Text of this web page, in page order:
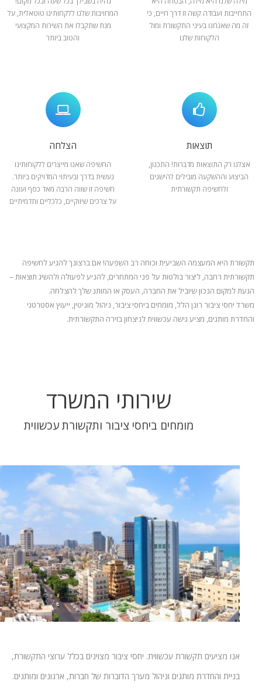
התחייבות ועבודה קשה זו דרך חיים, כי
זה מה שאנחנו בעיני התקשורת ומול
הלקוחות שלנו
המחויבות שלנו ללקחותינו טוטאלית, על
מנת שתקבלו את השירות המקצועי
והטוב ביותר
תוצאות
אצלנו רק התוצאות מדברות! התכנון,
הביצוע וההשקעה מובילים להישגים
ולחשיפה תקשורתית
הצלחה
החשיפה שאנו מייצרים ללקוחותינו
נעשית בדרך ובעיתוי המדויקים ביותר.
חשיפה זו שווה הרבה מאד כסף ועונה
על צרכים שיווקיים, כלכליים ותדמיתיים
תקשורת היא המעצמה השביעית וכוחה רב השפעה! אם ברצונך להגיע לחשיפה
תקשורתית רחבה, ליצור בולטות על פני המתחרים, להניעלפעולה ולהשיג תוצאות –
הגעת למקום הנכון שיוביל את החברה, העסק או המותג שלך להצלחה.
משרד יחסי ציבור רונן הלל, מומחים ביחסי ציבור, ניהול מוניטין, ייעוץ אסטרטגי
והחדרת מותגים, מציע גישה עכשווית לניצחון בזירה התקשורתית.
שירותי המשרד
מומחים ביחסי ציבור ותקשורת עכשווית
אנו מציעים תקשורת עכשווית. יחסי ציבור מצוינים בכלל ערוצי התקשורת,
בניית והחדרת מותגים וניהול מערך הדוברות של חברות, ארגונים ומותגים.